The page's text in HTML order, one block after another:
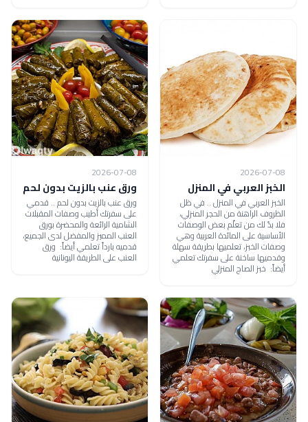
2026-07-08
الخبز العربي في المنزل
الخبز العربي في المنزل .. في ظل
الظروف الراهنة من الحجر المنزلي،
فلا بدّ لك من تعلّم بعض الوصفات
الأساسية على المائدة العربية وهي
وصفات الخبز، تعلميها بطريقة سهلة
وقدميها ساخنة على سفرتك تعلمي
أيضاً: خبز الصاج المنزلي
2026-07-08
ورق عنب بالزيت بدون لحم
ورق عنب بالزيت بدون لحم .. قدمي
على سفرتك أطيب وصفات المقبلات
الشامية الرائعة والمحضرة بورق
العنب المميز والمفضل لدى الجميع،
قدميه بارداً تعلمي أيضاً: ورق
العنب على الطريقة اليونانية